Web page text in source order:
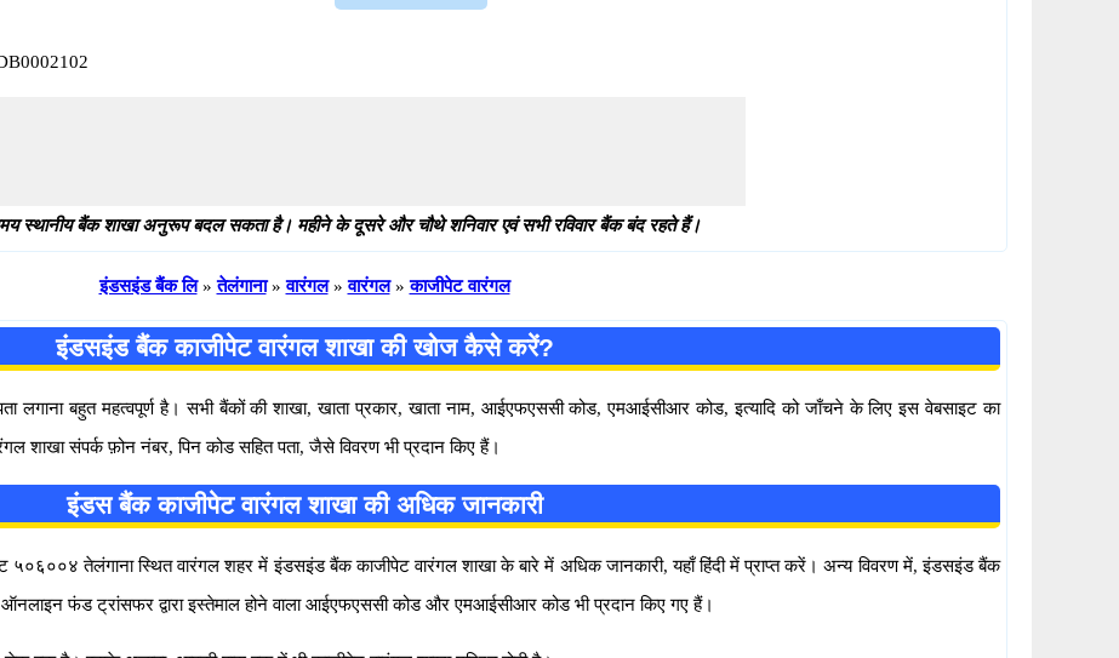
स्थानीय बैंक शाखा अनुरूप बदल सकता है। महीने के दूसरे और चौथे शनिवार एवं सभी रविवार बैंक बंद रहते हैं।
इंडसइंड बैंक लि » तेलंगाना » वारंगल » वारंगल » काजीपेट वारंगल
इंडसइंड बैंक काजीपेट वारंगल शाखा की खोज कैसे करें?
लगाना बहुत महत्वपूर्ण है। सभी बैंकों की शाखा, खाता प्रकार, खाता नाम, आईएफएससी कोड, एमआईसीआर कोड, इत्यादि को जाँचने के लिए इस वेबसाइट का
संपर्क फ़ोन नंबर, पिन कोड सहित पता, जैसे विवरण भी प्रदान किए हैं।
इंडस बैंक काजीपेट वारंगल शाखा की अधिक जानकारी
तेलंगाना स्थित वारंगल शहर में इंडसइंड बैंक काजीपेट वारंगल शाखा के बारे में अधिक जानकारी, यहाँ हिंदी में प्राप्त करें। अन्य विवरण में, इंडसइंड बैंक
फंड ट्रांसफर द्वारा इस्तेमाल होने वाला आईएफएससी कोड और एमआईसीआर कोड भी प्रदान किए गए हैं।